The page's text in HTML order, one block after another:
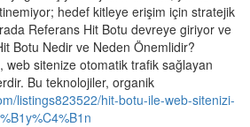
hedef kitleye erişim için stratejik
Referans Hit Botu devreye giriyor ve
Botu Nedir ve Neden Önemlidir?
web sitenize otomatik trafik sağlayan
Bu teknolojiler, organik
listings823522/hit-botu-ile-web-sitenizi-